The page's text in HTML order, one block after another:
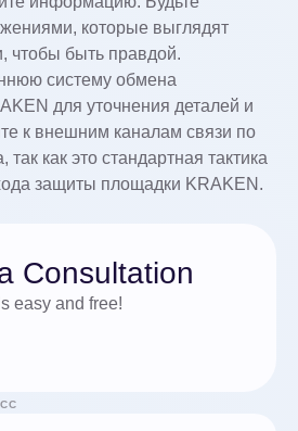
которые выглядят
чтобы быть правдой.
систему обмена
для уточнения деталей и
к внешним каналам связи по
как это стандартная тактика
защиты площадки KRAKEN.
Consultation
easy and free!